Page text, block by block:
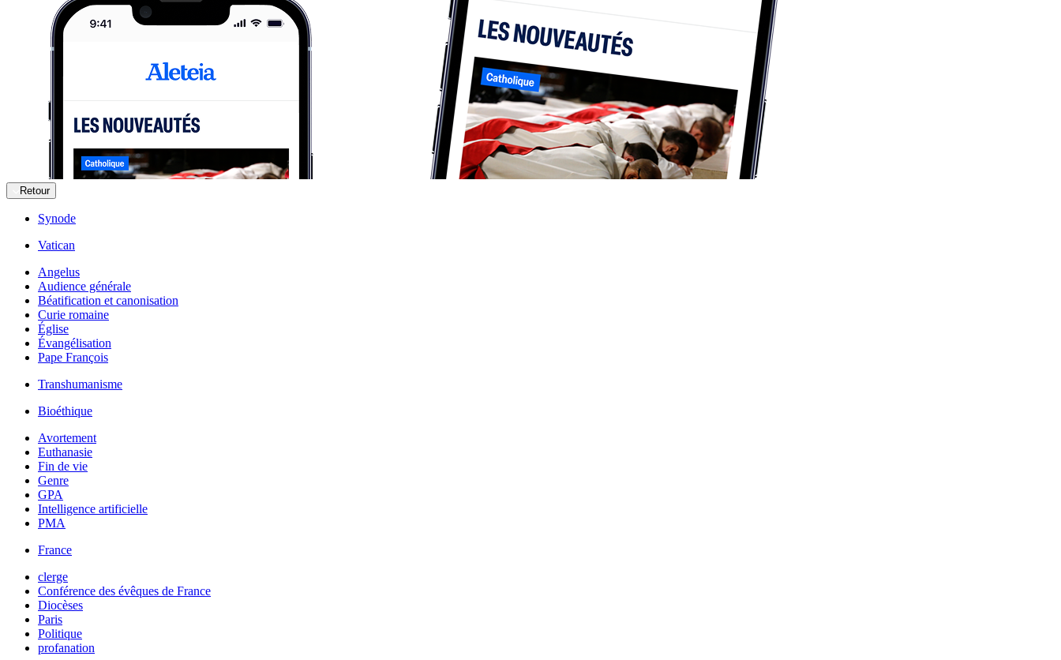
Retour
Synode
Vatican
Angelus
Audience générale
Béatification et canonisation
Curie romaine
Église
Évangélisation
Pape François
Transhumanisme
Bioéthique
Avortement
Euthanasie
Fin de vie
Genre
GPA
Intelligence artificielle
PMA
France
clerge
Conférence des évêques de France
Diocèses
Paris
Politique
profanation